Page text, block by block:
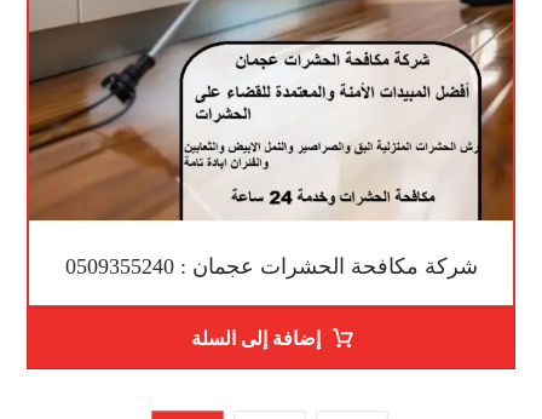
شركة مكافحة الحشرات عجمان : 0509355240
إضافة إلى السلة